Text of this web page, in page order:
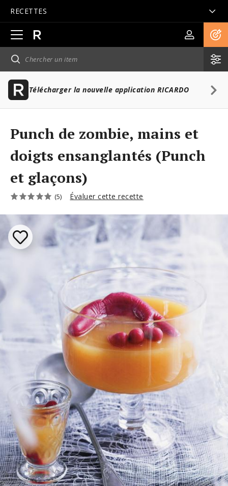
RECETTES
Ouvrir
la
navigation
principale
Télécharger la nouvelle application RICARDO
Punch de zombie, mains et
doigts ensanglantés (Punch
et glaçons)
(5) Évaluer cette recette